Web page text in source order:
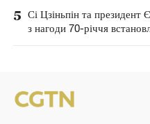
5 Сі Цзіньпін та президент
з нагоди 70-річчя